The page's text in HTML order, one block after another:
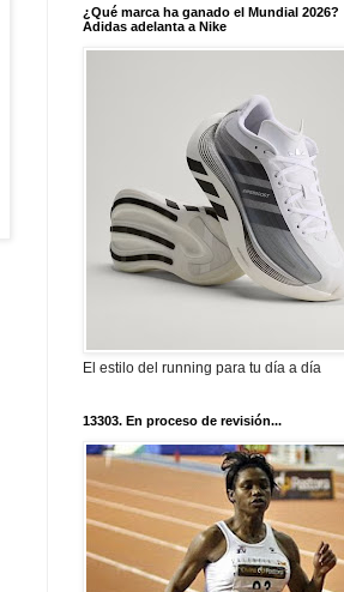
¿Qué marca ha ganado el Mundial 2026?
Adidas adelanta a Nike
El estilo del running para tu día a día
13303. En proceso de revisión...